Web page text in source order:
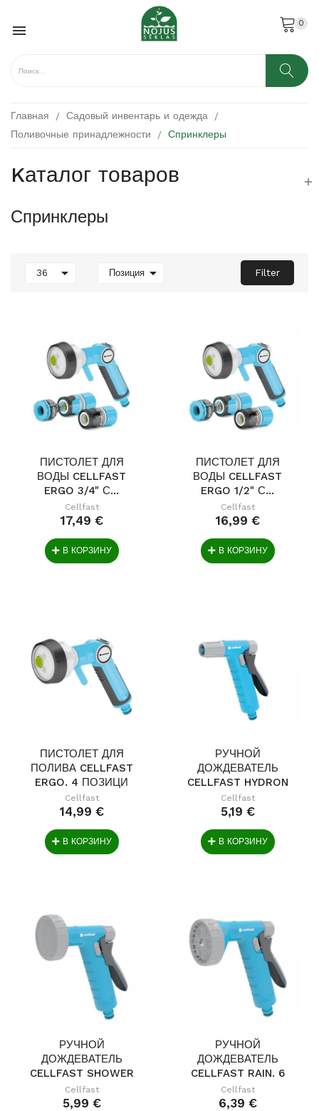
 0
Главная
Садовый инвентарь и одежда
Поливочные принадлежности
Спринклеры
Kаталог товаров 
Спринклеры
36  Позиция  Filter
ПИСТОЛЕТ ДЛЯ
ВОДЫ CELLFAST
ERGO 3/4" С...
Cellfast
17,49 €
В КОРЗИНУ
ПИСТОЛЕТ ДЛЯ
ВОДЫ CELLFAST
ERGO 1/2" С...
Cellfast
16,99 €
В КОРЗИНУ
ПИСТОЛЕТ ДЛЯ
ПОЛИВА CELLFAST
ERGO. 4 ПОЗИЦИ
Cellfast
14,99 €
В КОРЗИНУ
РУЧНОЙ
ДОЖДЕВАТЕЛЬ
CELLFAST HYDRON
IDEAL
Cellfast
5,19 €
В КОРЗИНУ
РУЧНОЙ
ДОЖДЕВАТЕЛЬ
CELLFAST SHOWER
2 IDEAL
Cellfast
5,99 €
РУЧНОЙ
ДОЖДЕВАТЕЛЬ
CELLFAST RAIN. 6
ФУНКЦИ
Cellfast
6,39 €